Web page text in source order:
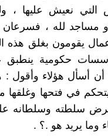
نعيش عليها ،
مساجد لله ،
يقومون بغلق هذه
حكومية ينطبق
أن أسأل هؤلاء
يتحكم في فتحها
سلطته وسلطانه
وما يريد هو .؟ .